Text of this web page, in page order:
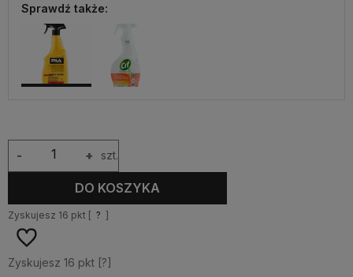
Sprawdź także:
+
- szt.
DO KOSZYKA
Zyskujesz 16 pkt [ ? ]
Zyskujesz 16 pkt [?]